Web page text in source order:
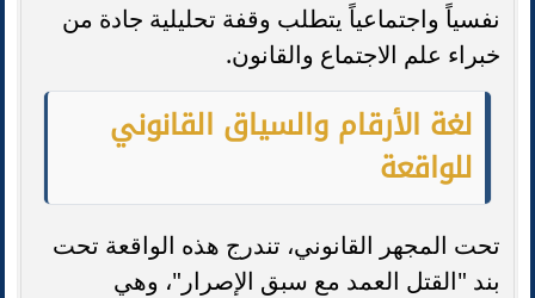
نفسياً واجتماعياً يتطلب وقفة تحليلية جادة من
خبراء علم الاجتماع والقانون.
لغة الأرقام والسياق القانوني
للواقعة
تحت المجهر القانوني، تندرج هذه الواقعة تحت
بند "القتل العمد مع سبق الإصرار"، وهي